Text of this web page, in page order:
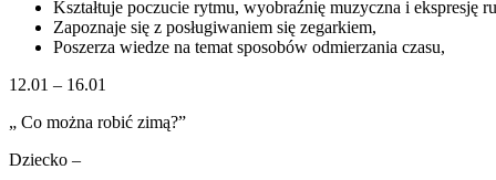
Kształtuje poczucie rytmu, wyobraźnię muzyczna i ekspresję
Zapoznaje się z posługiwaniem się zegarkiem,
Poszerza wiedze na temat sposobów odmierzania czasu,
12.01 – 16.01
„ Co można robić zimą?”
Dziecko –